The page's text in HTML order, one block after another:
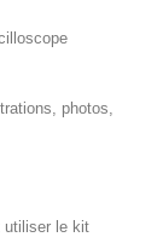
photos,
utiliser le kit